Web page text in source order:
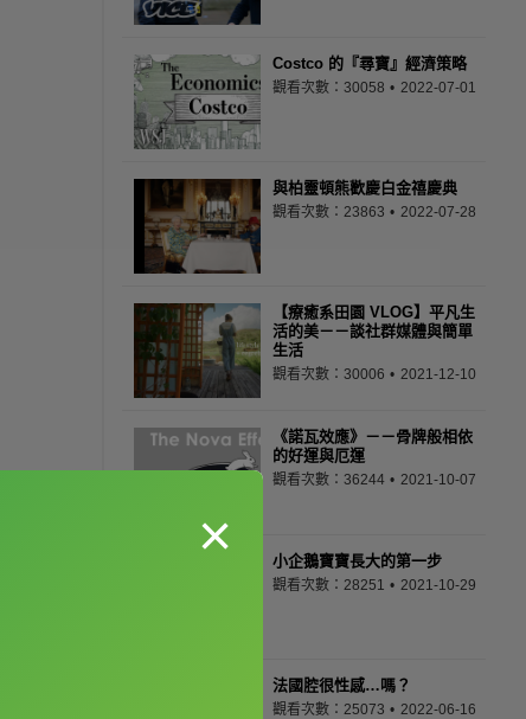
Costco 的『尋寶』經濟策略
觀看次數：30058 2022-07-01
與柏靈頓熊歡慶白金禧慶典
觀看次數：23863 2022-07-28
【療癒系田園 VLOG】平凡生
活的美－－談社群媒體與簡單
生活
觀看次數：30006 2021-12-10
《諾瓦效應》－－骨牌般相依
的好運與厄運
觀看次數：36244 2021-10-07
小企鵝寶寶長大的第一步
觀看次數：28251 2021-10-29
法國腔很性感…嗎？
觀看次數：25073 2022-06-16
×